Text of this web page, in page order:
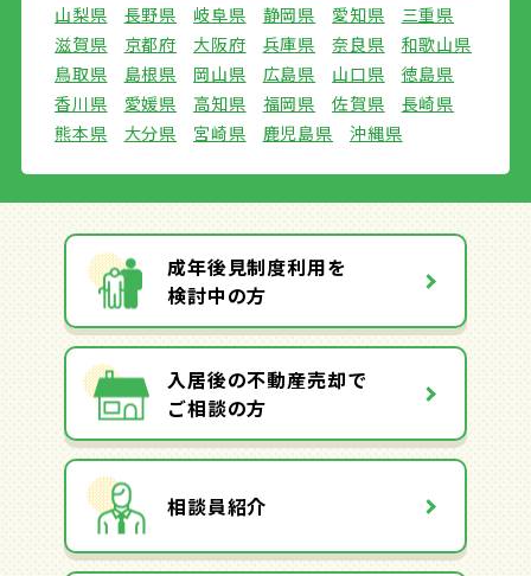
山梨県
長野県 岐阜県 静岡県 愛知県
三重県
滋賀県
京都府 大阪府 兵庫県 奈良県
和歌山県
鳥取県
島根県 岡山県 広島県 山口県
徳島県
香川県
愛媛県 高知県 福岡県 佐賀県
長崎県
熊本県
大分県 宮崎県 鹿児島県 沖縄県
成年後見制度利用を
検討中の方
入居後の不動産売却で
ご相談の方
相談員紹介